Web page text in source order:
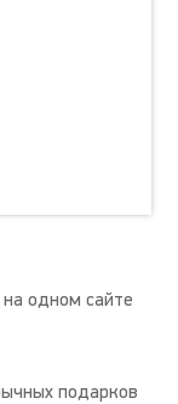
на одном сайте
подарков